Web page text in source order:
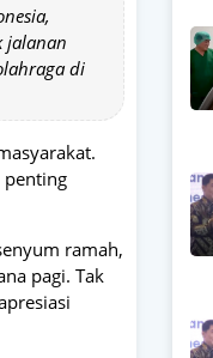
jalanan
di
penting
ramah,
pagi. Tak